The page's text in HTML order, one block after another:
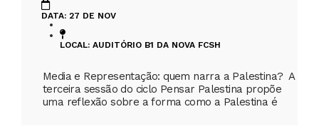
DATA: 27 DE NOV
LOCAL: AUDITÓRIO B1 DA NOVA FCSH
Media e Representação: quem narra a Palestina? A
terceira sessão do ciclo Pensar Palestina propõe
uma reflexão sobre a forma como a Palestina é